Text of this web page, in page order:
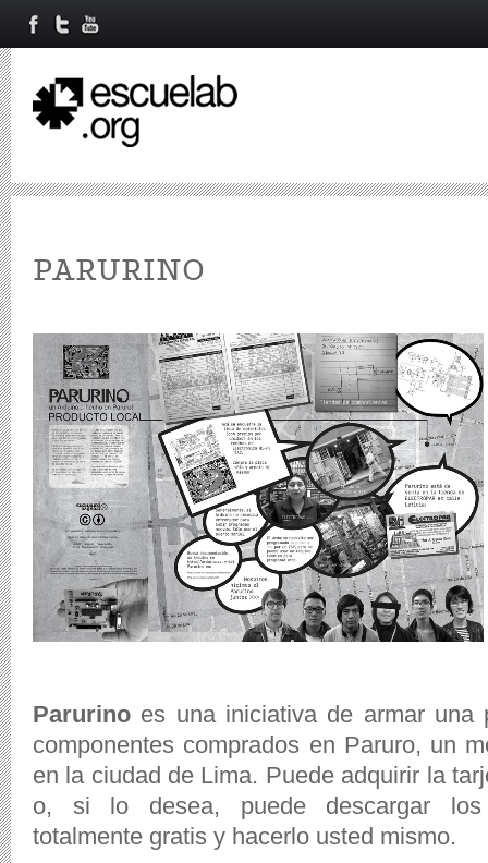
PARURINO
Parurino es una iniciativa de armar una
componentes comprados en Paruro, un
en la ciudad de Lima. Puede adquirir la
o, si lo desea, puede descargar los
totalmente gratis y hacerlo usted mismo.